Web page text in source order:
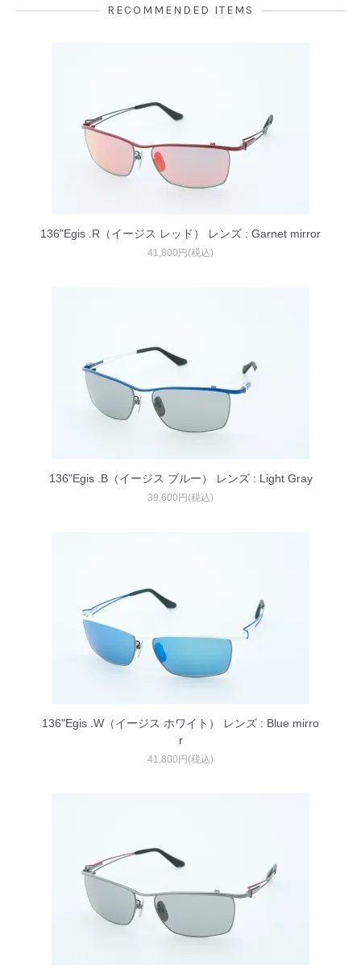
RECOMMENDED ITEMS
136"Egis .R（イージス レッド） レンズ : Garnet mirror
41,800円(税込)
136"Egis .B（イージス ブルー） レンズ : Light Gray
39,600円(税込)
136"Egis .W（イージス ホワイト） レンズ : Blue mirro
r
41,800円(税込)